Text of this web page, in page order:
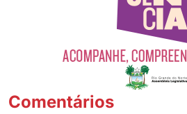
Comentários